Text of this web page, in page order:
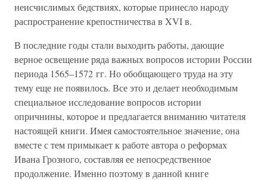
неисчислимых бедствиях, которые принесло народу
распространение крепостничества в XVI в.
В последние годы стали выходить работы, дающие
верное освещение ряда важных вопросов истории России
периода 1565–1572 гг. Но обобщающего труда на эту
тему еще не появилось. Все это и делает необходимым
специальное исследование вопросов истории
опричнины, которое и предлагается вниманию читателя
настоящей книги. Имея самостоятельное значение, она
вместе с тем примыкает к работе автора о реформах
Ивана Грозного, составляя ее непосредственное
продолжение. Именно поэтому в данной книге